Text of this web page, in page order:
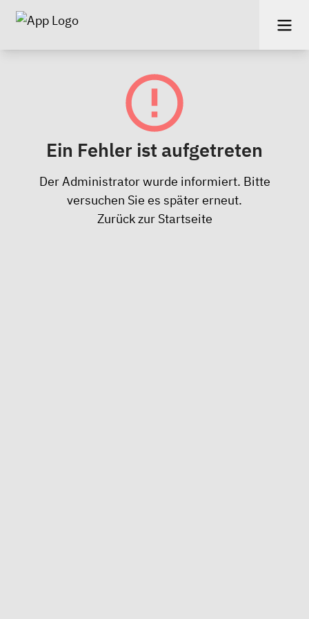
Ein Fehler ist aufgetreten
Der Administrator wurde informiert. Bitte
versuchen Sie es später erneut.
Zurück zur Startseite